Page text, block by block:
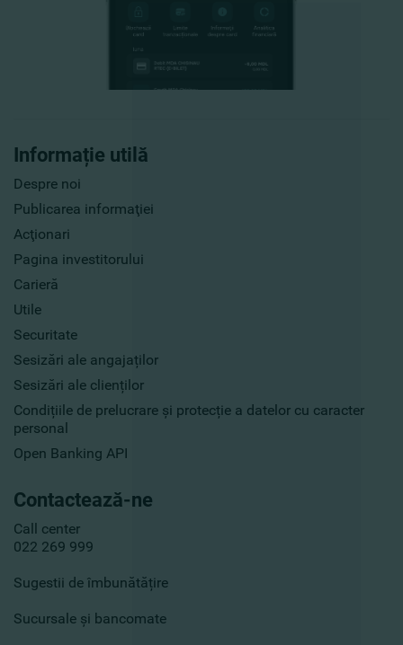
Informație utilă
Despre noi
Publicarea informaţiei
Acţionari
Pagina investitorului
Carieră
Utile
Securitate
Sesizări ale angajaților
Sesizări ale clienților
Condițiile de prelucrare și protecție a datelor cu caracter
personal
Open Banking API
Contactează-ne
Call center
022 269 999
Sugestii de îmbunătățire
Sucursale și bancomate